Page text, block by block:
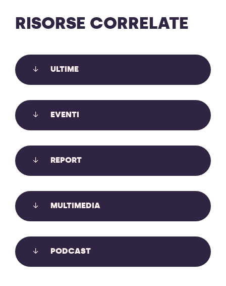
RISORSE CORRELATE
ULTIME
IL MONITORAGGIO AMBIENTALE
Il monitoraggio ambientale guidato dalle comunità
EVENTI
REPORT
MULTIMEDIA
PODCAST